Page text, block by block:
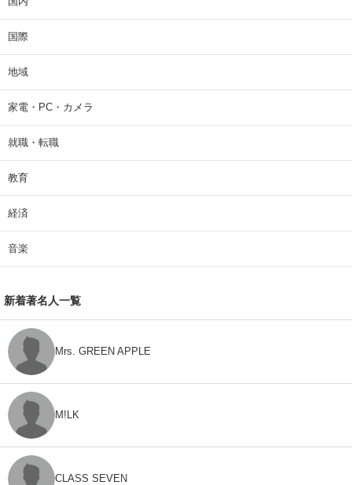
国際
地域
家電・PC・カメラ
就職・転職
教育
経済
音楽
新着著名人一覧
Mrs. GREEN APPLE
M!LK
CLASS SEVEN